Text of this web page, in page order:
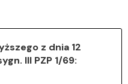
z dnia 12
III PZP 1/69: